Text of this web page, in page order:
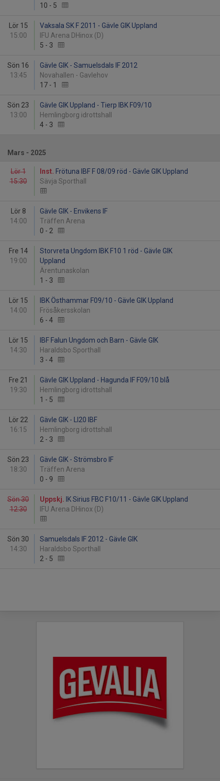
10 - 5
Lör 15
15:00
Vaksala SK F 2011 - Gävle GIK Uppland
IFU Arena DHinox (D)
5 - 3
Sön 16
13:45
Gävle GIK - Samuelsdals IF 2012
Novahallen - Gavlehov
17 - 1
Sön 23
13:00
Gävle GIK Uppland - Tierp IBK F09/10
Hemlingborg idrottshall
4 - 3
Mars - 2025
Lör 1
15:30
Inst. Frötuna IBF F 08/09 röd - Gävle GIK Uppland
Sävja Sporthall
Lör 8
14:00
Gävle GIK - Envikens IF
Träffen Arena
0 - 2
Fre 14
19:00
Storvreta Ungdom IBK F10 1 röd - Gävle GIK
Uppland
Ärentunaskolan
1 - 3
Lör 15
14:00
IBK Östhammar F09/10 - Gävle GIK Uppland
Frösåkersskolan
6 - 4
Lör 15
14:30
IBF Falun Ungdom och Barn - Gävle GIK
Haraldsbo Sporthall
3 - 4
Fre 21
19:30
Gävle GIK Uppland - Hagunda IF F09/10 blå
Hemlingborg idrottshall
1 - 5
Lör 22
16:15
Gävle GIK - LI20 IBF
Hemlingborg idrottshall
2 - 3
Sön 23
18:30
Gävle GIK - Strömsbro IF
Träffen Arena
0 - 9
Sön 30
12:30
Uppskj. IK Sirius FBC F10/11 - Gävle GIK Uppland
IFU Arena DHinox (D)
Sön 30
14:30
Samuelsdals IF 2012 - Gävle GIK
Haraldsbo Sporthall
2 - 5